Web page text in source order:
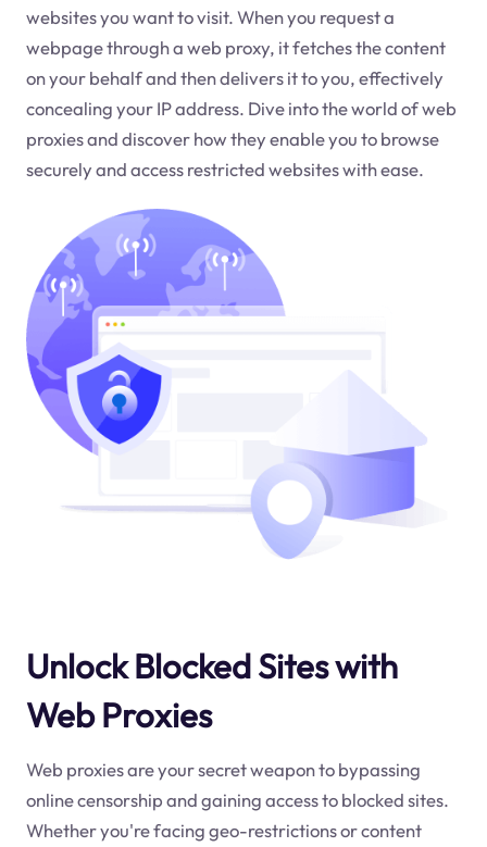
websites you want to visit. When you request a
webpage through a web proxy, it fetches the content
on your behalf and then delivers it to you, effectively
concealing your IP address. Dive into the world of web
proxies and discover how they enable you to browse
securely and access restricted websites with ease.
Unlock Blocked Sites with
Web Proxies
Web proxies are your secret weapon to bypassing
online censorship and gaining access to blocked sites.
Whether you're facing geo-restrictions or content